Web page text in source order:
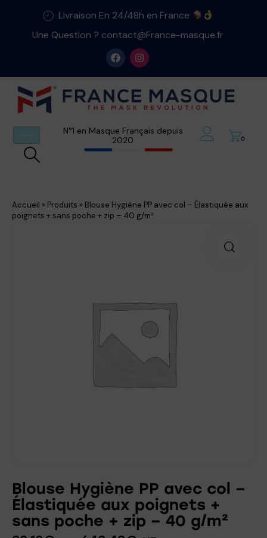
Livraison En 24/48h en France
Une Question ? contact@France-masque.fr
N°1 en Masque Français depuis
2020
0
Accueil » Produits » Blouse Hygiène PP avec col – Élastiquée aux
poignets + sans poche + zip – 40 g/m²
Blouse Hygiène PP avec col –
Élastiquée aux poignets +
sans poche + zip – 40 g/m²